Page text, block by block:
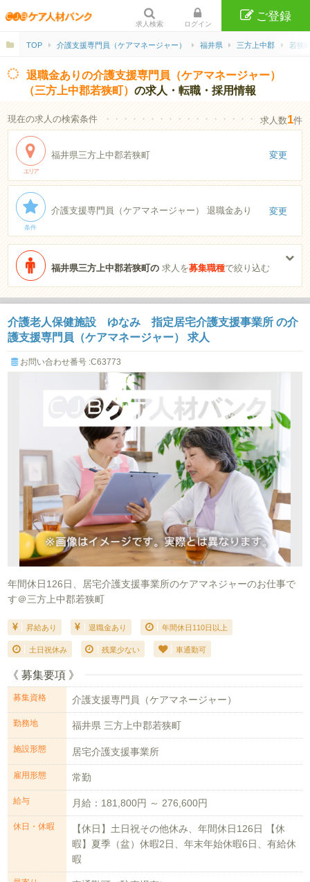
求人検索 ログイン
ご登録
TOP 介護支援専門員（ケアマネージャー） 福井県 三方上中郡 若狭
退職金ありの介護支援専門員（ケアマネージャー）
（三方上中郡若狭町）の求人・転職・採用情報
現在の求人の検索条件 ・・・・・・・・・・・・・・・・・・・・・・
求人数1件
エリア
福井県三方上中郡若狭町 変更
条件
介護支援専門員（ケアマネージャー） 退職金あり 変更
福井県三方上中郡若狭町の求人を募集職種で絞り込む
介護老人保健施設 ゆなみ 指定居宅介護支援事業所 の介
護支援専門員（ケアマネージャー） 求人
お問い合わせ番号 :C63773
年間休日126日、居宅介護支援事業所のケアマネジャーのお仕事で
す＠三方上中郡若狭町
昇給あり 退職金あり 年間休日110日以上
土日祝休み 残業少ない 車通勤可
《 募集要項 》
募集資格 介護支援専門員（ケアマネージャー）
勤務地 福井県 三方上中郡若狭町
施設形態 居宅介護支援事業所
雇用形態 常勤
給与 月給：181,800円 ～ 276,600円
休日・休暇
【休日】土日祝その他休み、年間休日126日 【休
暇】夏季（盆）休暇2日、年末年始休暇6日、有給休
暇